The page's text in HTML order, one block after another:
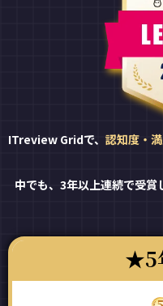
ITreview Gridで、 認知度・
中でも、3年以上連続で受賞
5